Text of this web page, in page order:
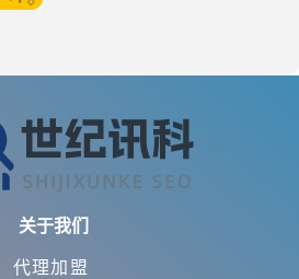
关于我们
代理加盟